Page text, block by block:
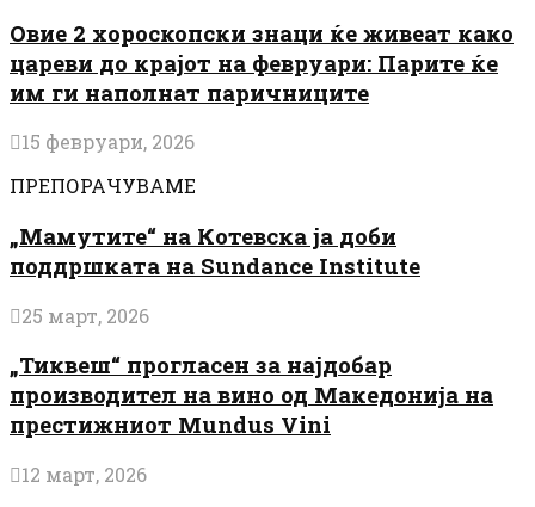
Овие 2 хороскопски знаци ќе живеат како
цареви до крајот на февруари: Парите ќе
им ги наполнат паричниците
15 февруари, 2026
ПРЕПОРАЧУВАМЕ
„Мамутите“ на Котевска ја доби
поддршката на Sundance Institute
25 март, 2026
„Тиквеш“ прогласен за најдобар
производител на вино од Македонија на
престижниот Mundus Vini
12 март, 2026